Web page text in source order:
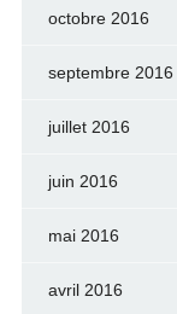
octobre 2016
septembre 2016
juillet 2016
juin 2016
mai 2016
avril 2016